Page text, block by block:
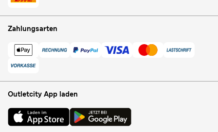
Zahlungsarten
Outletcity App laden